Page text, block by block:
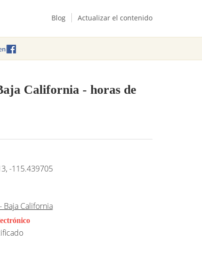
Blog Actualizar el contenido
California - horas de
-115.439705
Baja California